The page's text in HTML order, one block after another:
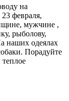
на
февраля,
мужчине ,
рыболову,
наших одеялах
Порадуйте